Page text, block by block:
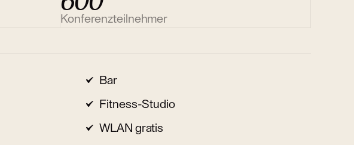
Konferenzteilnehmer
Bar
Fitness-Studio
WLAN gratis